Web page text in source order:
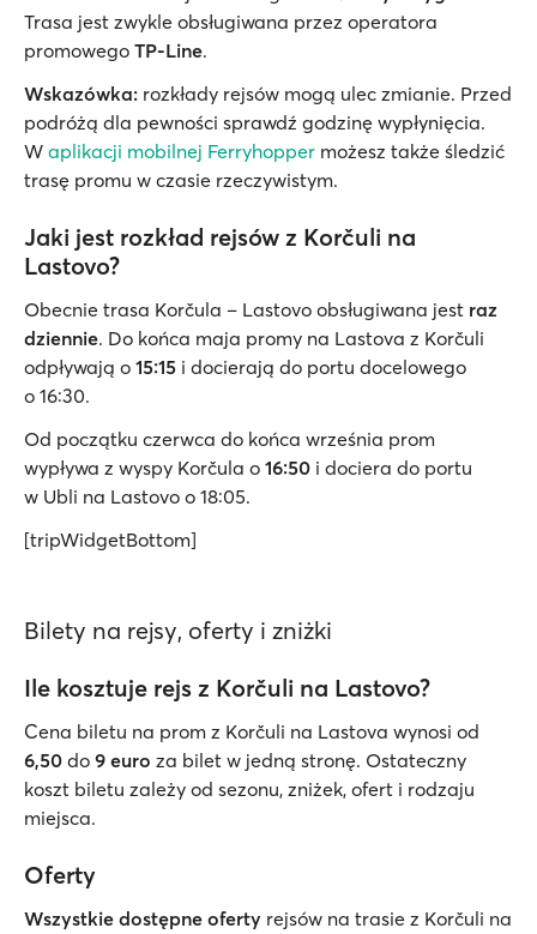
Trasa jest zwykle obsługiwana przez operatora
promowego TP-Line.
Wskazówka: rozkłady rejsów mogą ulec zmianie. Przed
podróżą dla pewności sprawdź godzinę wypłynięcia.
W aplikacji mobilnej Ferryhopper możesz także śledzić
trasę promu w czasie rzeczywistym.
Jaki jest rozkład rejsów z Korčuli na
Lastovo?
Obecnie trasa Korčula – Lastovo obsługiwana jest raz
dziennie. Do końca maja promy na Lastova z Korčuli
odpływają o 15:15 i docierają do portu docelowego
o 16:30.
Od początku czerwca do końca września prom
wypływa z wyspy Korčula o 16:50 i dociera do portu
w Ubli na Lastovo o 18:05.
[tripWidgetBottom]
Bilety na rejsy, oferty i zniżki
Ile kosztuje rejs z Korčuli na Lastovo?
Cena biletu na prom z Korčuli na Lastova wynosi od
6,50 do 9 euro za bilet w jedną stronę. Ostateczny
koszt biletu zależy od sezonu, zniżek, ofert i rodzaju
miejsca.
Oferty
Wszystkie dostępne oferty rejsów na trasie z Korčuli na